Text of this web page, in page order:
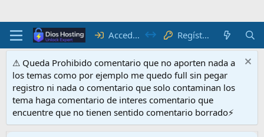
Acceder Regístrate
⚠ Queda Prohibido comentario que no aporten nada a
los temas como por ejemplo me quedo full sin pegar
registro ni nada o comentario que solo contaminan los
tema haga comentario de interes comentario que
encuentre que no tienen sentido comentario borrado⚡